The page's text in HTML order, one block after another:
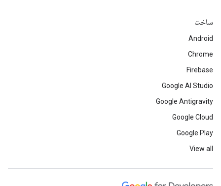
ساخت
Android
Chrome
Firebase
Google AI Studio
Google Antigravity
Google Cloud
Google Play
View all